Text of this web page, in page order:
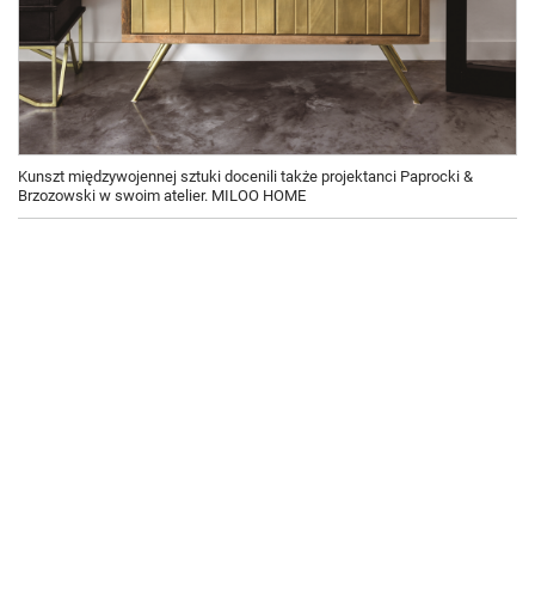
Kunszt międzywojennej sztuki docenili także projektanci Paprocki &
Brzozowski w swoim atelier. MILOO HOME